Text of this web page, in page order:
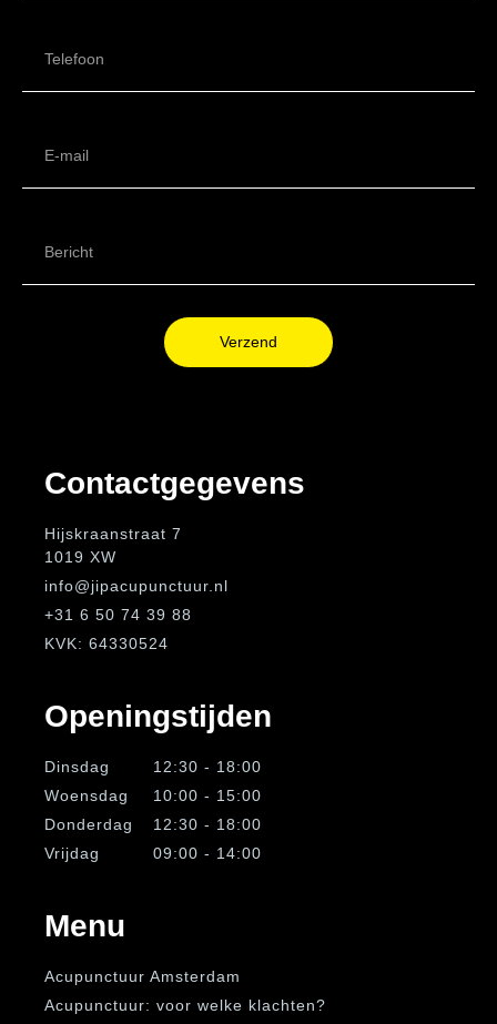
Verzend
Contactgegevens
Hijskraanstraat 7
1019 XW
info@jipacupunctuur.nl
+31 6 50 74 39 88
KVK: 64330524
Openingstijden
Dinsdag
12:30 - 18:00
Woensdag
10:00 - 15:00
Donderdag
12:30 - 18:00
Vrijdag
09:00 - 14:00
Menu
Acupunctuur Amsterdam
Acupunctuur: voor welke klachten?